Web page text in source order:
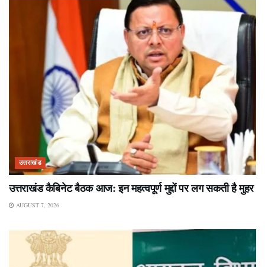
उत्तराखंड
उत्तराखंड कैबिनेट बैठक आज: इन महत्वपूर्ण मुद्दों पर लग सकती है मुहर
AUGUST 7, 2026